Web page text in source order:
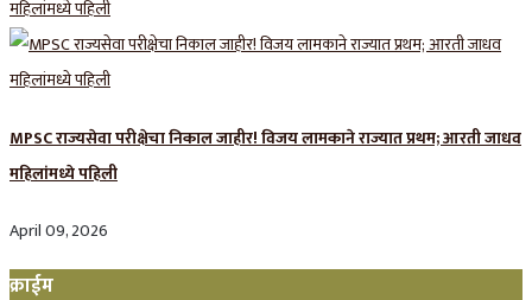
MPSC राज्यसेवा परीक्षेचा निकाल जाहीर! विजय लामकाने राज्यात प्रथम; आरती जाधव
महिलांमध्ये पहिली
April 09, 2026
क्राईम